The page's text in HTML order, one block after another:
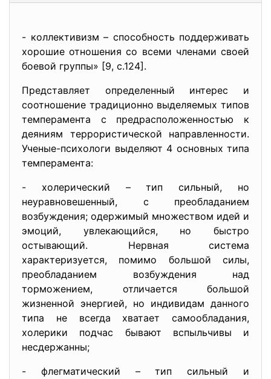
- коллективизм – способность поддерживать
хорошие отношения со всеми членами своей
боевой группы» [9, с.124].
Представляет определенный интерес и
соотношение традиционно выделяемых типов
темперамента с предрасположенностью к
деяниям террористической направленности.
Ученые-психологи выделяют 4 основных типа
темперамента:
- холерический – тип сильный, но
неуравновешенный, с преобладанием
возбуждения; одержимый множеством идей и
эмоций, увлекающийся, но быстро
остывающий. Нервная система
характеризуется, помимо большой силы,
преобладанием возбуждения над
торможением, отличается большой
жизненной энергией, но индивидам данного
типа не всегда хватает самообладания,
холерики подчас бывают вспыльчивы и
несдержанны;
- флегматический – тип сильный и